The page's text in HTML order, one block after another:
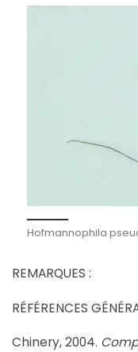
Hofmannophila
REMARQUES :
RÉFÉRENCES
Chinery, 2004.